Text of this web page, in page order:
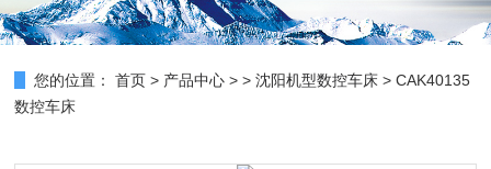
您的位置： 首页 > 产品中心 > >沈阳机型数控车床 > CAK40135
数控车床